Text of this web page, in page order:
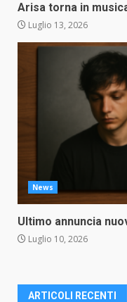
Arisa torna in
Luglio 13, 2026
News
Ultimo annuncia
Luglio 10, 2026
ARTICOLI RECENTI